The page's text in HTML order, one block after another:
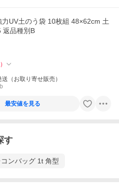
力UV土のう袋 10枚組 48×62cm 土
返品種別B
）
（お取り寄せ販売）
最安値を見る
す
ンバッグ 1t 角型